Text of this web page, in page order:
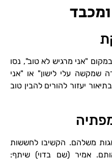
"אני מרגיש לא טוב", נסו
שמקשה עלי לישון" או "אני
יעזור להורים להבין טוב
משלהם. הקשיבו לחששות
אמיר (שם בדוי) שיתף: